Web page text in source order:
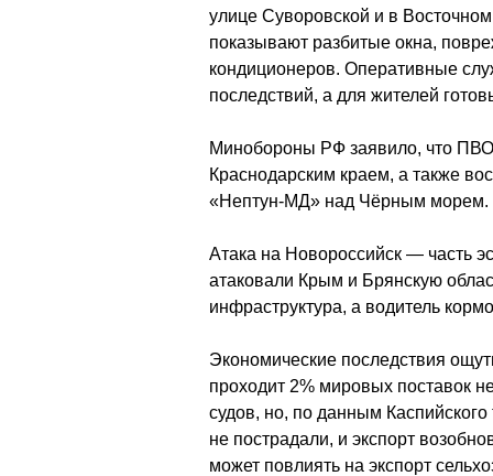
улице Суворовской и в
показывают разбитые окна,
кондиционеров. Оперативные
последствий, а для жителей
Минобороны РФ заявило, что
Краснодарским краем, а также
«Нептун-МД» над Чёрным морем.
Атака на Новороссийск — часть
атаковали Крым и Брянскую
инфраструктура, а водитель
Экономические последствия
проходит 2% мировых поставок
судов, но, по данным
не пострадали, и экспорт
может повлиять на экспорт